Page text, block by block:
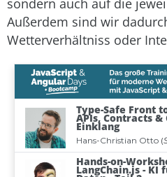
sondern auch auf die
Außerdem sind wir
Wetterverhältniss oder